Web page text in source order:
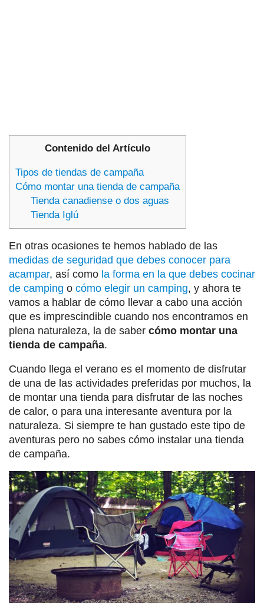
Contenido del Artículo
Tipos de tiendas de campaña
Cómo montar una tienda de campaña
Tienda canadiense o dos aguas
Tienda Iglú
En otras ocasiones te hemos hablado de las
medidas de seguridad que debes conocer para
acampar, así como la forma en la que debes cocinar
de camping o cómo elegir un camping, y ahora te
vamos a hablar de cómo llevar a cabo una acción
que es imprescindible cuando nos encontramos en
plena naturaleza, la de saber cómo montar una
tienda de campaña.
Cuando llega el verano es el momento de disfrutar
de una de las actividades preferidas por muchos, la
de montar una tienda para disfrutar de las noches
de calor, o para una interesante aventura por la
naturaleza. Si siempre te han gustado este tipo de
aventuras pero no sabes cómo instalar una tienda
de campaña.